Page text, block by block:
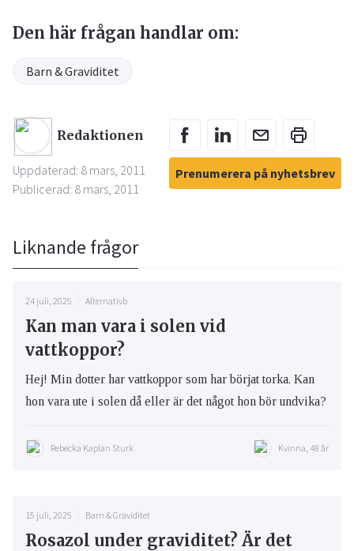
Den här frågan handlar om:
Barn & Graviditet
Redaktionen
Uppdaterad: 8 mars, 2011
Publicerad: 8 mars, 2011
Prenumerera på nyhetsbrev
Liknande frågor
24 juli, 2025 Alternativb
Kan man vara i solen vid
vattkoppor?
Hej! Min dotter har vattkoppor som har börjat torka. Kan
hon vara ute i solen då eller är det något hon bör undvika?
Rebecka Kaplan Sturk Kvinna, 48 år
15 juli, 2025 Barn & Graviditet
Rosazol under graviditet? Är det